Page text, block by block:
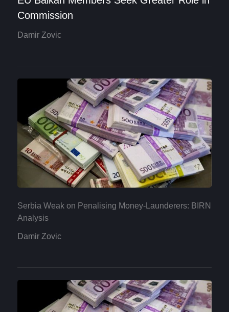
Commission
Damir Zovic
Serbia Weak on Penalising Money-Launderers: BIRN
Analysis
Damir Zovic